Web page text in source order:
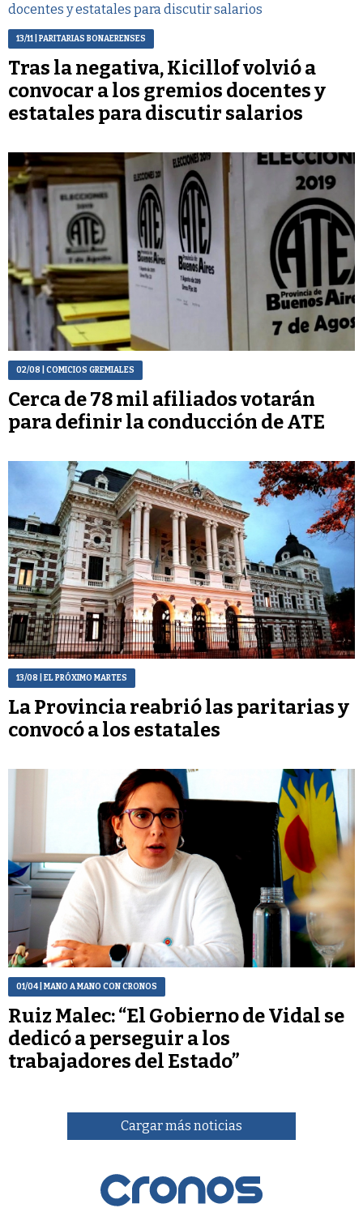
13/11| PARITARIAS BONAERENSES
Tras la negativa, Kicillof volvió a
convocar a los gremios docentes y
estatales para discutir salarios
02/08 | COMICIOS GREMIALES
Cerca de 78 mil afiliados votarán
para definir la conducción de ATE
13/08 | EL PRÓXIMO MARTES
La Provincia reabrió las paritarias y
convocó a los estatales
01/04| MANO A MANO CON CRONOS
Ruiz Malec: “El Gobierno de Vidal se
dedicó a perseguir a los
trabajadores del Estado”
Cargar más noticias